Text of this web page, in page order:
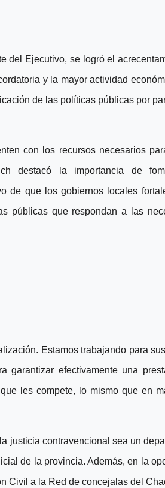
del Ejecutivo, se logró el
y la mayor actividad
de las políticas públicas por
con los recursos necesarios
destacó la importancia de
de que los gobiernos locales
públicas que respondan a las
Estamos trabajando para
garantizar efectivamente una
les compete, lo mismo que en
justicia contravencional sea un
de la provincia. Además, en la
Civil a la Red de concejalas del